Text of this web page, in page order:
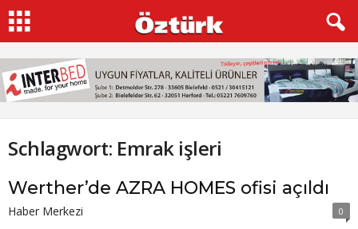
Schlagwort: Emrak işleri
Werther’de AZRA HOMES ofisi açıldı
Haber Merkezi 0